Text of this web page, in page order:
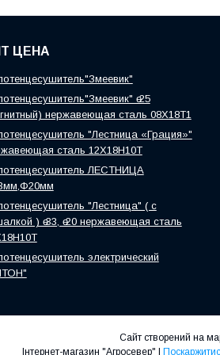
ЦЕНА
ө 25
нержавеющая сталь 08Х18Т1
"Лестница «Грация»"
сталь 12Х18Н10Т
ЛЕСТНИЦА
"Лестница" ( с
) ө 33, ө 20 нержавеющая сталь
электрический
Сайт створений на
Інтернет-магазин "Агросевер" |